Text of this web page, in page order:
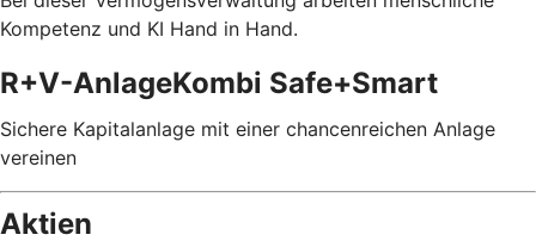
Kompetenz und KI Hand in Hand.
R+V-AnlageKombi Safe+Smart
Sichere Kapitalanlage mit einer chancenreichen Anlage
vereinen
Aktien